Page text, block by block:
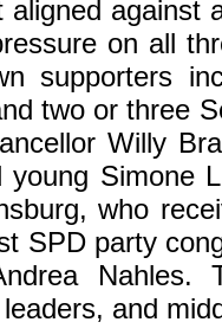
against
on all
supporters
two or three
Willy
young Simone
who
SPD party
and